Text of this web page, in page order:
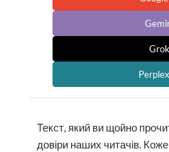
Grok
Текст, який ви щойно
довіри наших читачів.